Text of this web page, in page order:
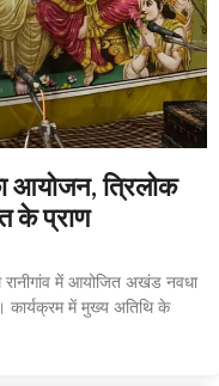
आयोजन, त्रिलोक
के प्राण
रानीगांव में आयोजित अखंड नवधा
कार्यक्रम में मुख्य अतिथि के